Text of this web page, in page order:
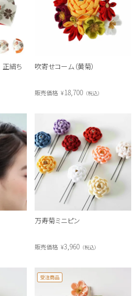
絹ち
吹寄せコーム（黄菊）
販売価格 ¥18,700 税込
万寿菊ミニピン
販売価格 ¥3,960 税込
受注商品